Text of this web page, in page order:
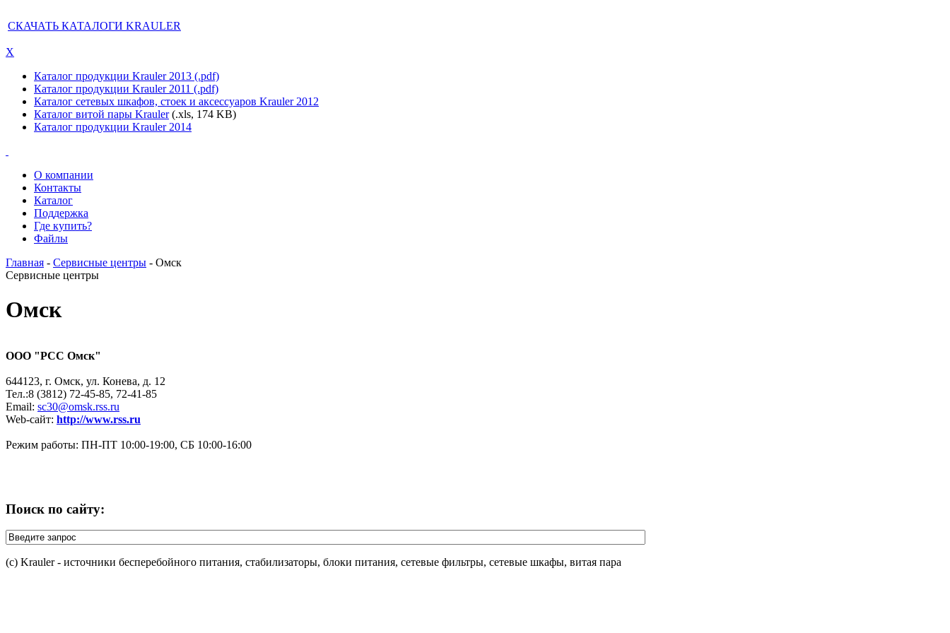
СКАЧАТЬ КАТАЛОГИ KRAULER
X
Каталог продукции Krauler 2013 (.pdf)
Каталог продукции Krauler 2011 (.pdf)
Каталог сетевых шкафов, стоек и аксессуаров Krauler 2012
Каталог витой пары Krauler(.xls, 174 KB)
Каталог продукции Krauler 2014
О компании
Контакты
Каталог
Поддержка
Где купить?
Файлы
Главная - Сервисные центры - Омск
Сервисные центры
Омск
ООО "РСС Омск"
644123, г. Омск, ул. Конева, д. 12
Тел.:8 (3812) 72-45-85, 72-41-85
Email: sc30@omsk.rss.ru
Web-сайт: http://www.rss.ru
Режим работы: ПН-ПТ 10:00-19:00, СБ 10:00-16:00
Поиск по сайту:
(c) Krauler - источники бесперебойного питания, стабилизаторы, блоки питания, сетевые фильтры, сетевые шкафы, витая пара